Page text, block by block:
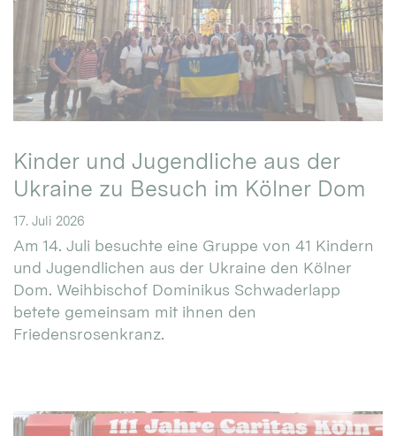
Kinder und Jugendliche aus der
Ukraine zu Besuch im Kölner Dom
17. Juli 2026
Am 14. Juli besuchte eine Gruppe von 41 Kindern
und Jugendlichen aus der Ukraine den Kölner
Dom. Weihbischof Dominikus Schwaderlapp
betete gemeinsam mit ihnen den
Friedensrosenkranz.